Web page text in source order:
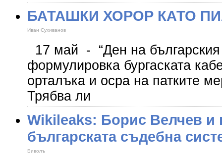
БАТАШКИ ХОРОР КАТО
Иван Сухиванов
17 май - “Ден на българския
формулировка бургаската
орталъка и осра на патките
Трябва ли
Wikileaks: Борис Велчев и
българската съдебна
Биволъ